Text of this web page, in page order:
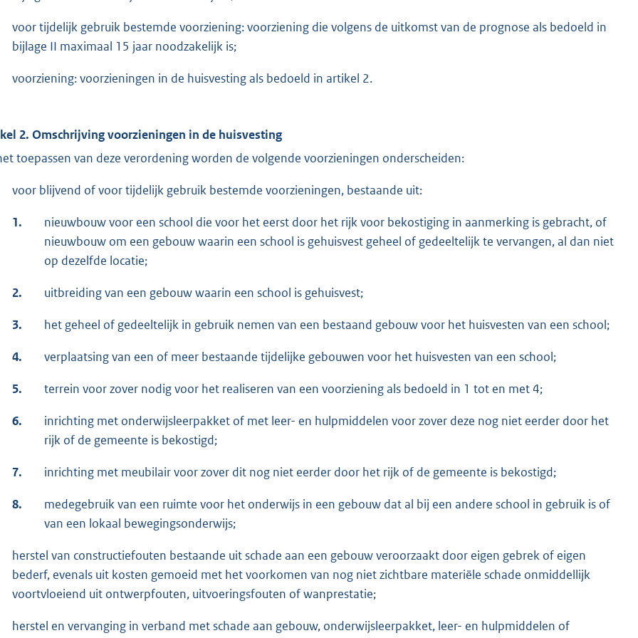
voor tijdelijk gebruik bestemde voorziening: voorziening die volgens de uitkomst van de prognose als bedoeld in
bijlage II maximaal 15 jaar noodzakelijk is;
voorziening: voorzieningen in de huisvesting als bedoeld in artikel 2.
2. Omschrijving voorzieningen in de huisvesting
toepassen van deze verordening worden de volgende voorzieningen onderscheiden:
voor blijvend of voor tijdelijk gebruik bestemde voorzieningen, bestaande uit:
1.
nieuwbouw voor een school die voor het eerst door het rijk voor bekostiging in aanmerking is gebracht, of
nieuwbouw om een gebouw waarin een school is gehuisvest geheel of gedeeltelijk te vervangen, al dan niet
op dezelfde locatie;
2. uitbreiding van een gebouw waarin een school is gehuisvest;
3. het geheel of gedeeltelijk in gebruik nemen van een bestaand gebouw voor het huisvesten van een school;
4. verplaatsing van een of meer bestaande tijdelijke gebouwen voor het huisvesten van een school;
5. terrein voor zover nodig voor het realiseren van een voorziening als bedoeld in 1 tot en met 4;
6.
inrichting met onderwijsleerpakket of met leer- en hulpmiddelen voor zover deze nog niet eerder door het
rijk of de gemeente is bekostigd;
7. inrichting met meubilair voor zover dit nog niet eerder door het rijk of de gemeente is bekostigd;
8.
medegebruik van een ruimte voor het onderwijs in een gebouw dat al bij een andere school in gebruik is of
van een lokaal bewegingsonderwijs;
herstel van constructiefouten bestaande uit schade aan een gebouw veroorzaakt door eigen gebrek of eigen
bederf, evenals uit kosten gemoeid met het voorkomen van nog niet zichtbare materiële schade onmiddellijk
voortvloeiend uit ontwerpfouten, uitvoeringsfouten of wanprestatie;
herstel en vervanging in verband met schade aan gebouw, onderwijsleerpakket, leer- en hulpmiddelen of